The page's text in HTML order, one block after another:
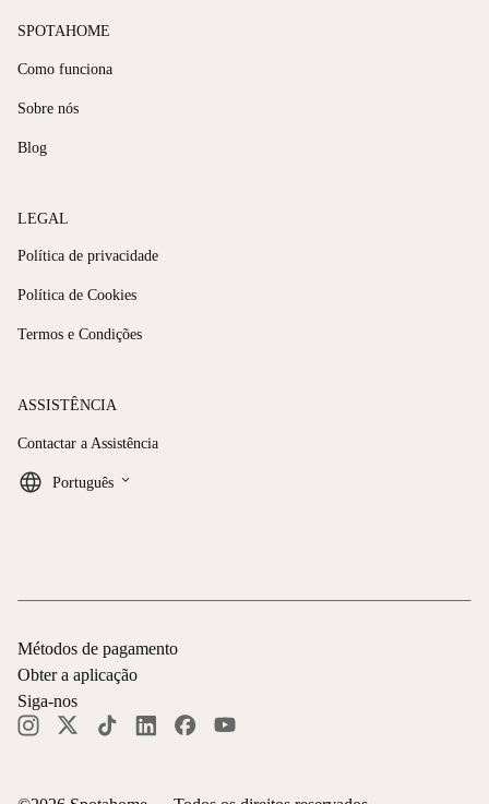
SPOTAHOME
Como funciona
Sobre nós
Blog
LEGAL
Política de privacidade
Política de Cookies
Termos e Condições
ASSISTÊNCIA
Contactar a Assistência
Português keyboard_arrow_down
Métodos de pagamento
Obter a aplicação
Siga-nos